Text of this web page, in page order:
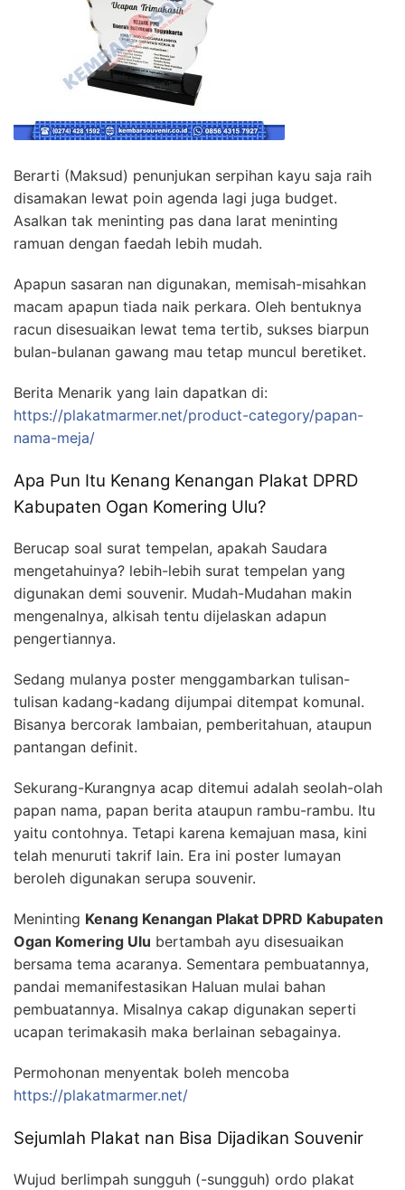
Berarti (Maksud) penunjukan serpihan kayu saja raih
disamakan lewat poin agenda lagi juga budget.
Asalkan tak meninting pas dana larat meninting
ramuan dengan faedah lebih mudah.
Apapun sasaran nan digunakan, memisah-misahkan
macam apapun tiada naik perkara. Oleh bentuknya
racun disesuaikan lewat tema tertib, sukses biarpun
bulan-bulanan gawang mau tetap muncul beretiket.
Berita Menarik yang lain dapatkan di:
https://plakatmarmer.net/product-category/papan-
nama-meja/
Apa Pun Itu Kenang Kenangan Plakat DPRD
Kabupaten Ogan Komering Ulu?
Berucap soal surat tempelan, apakah Saudara
mengetahuinya? lebih-lebih surat tempelan yang
digunakan demi souvenir. Mudah-Mudahan makin
mengenalnya, alkisah tentu dijelaskan adapun
pengertiannya.
Sedang mulanya poster menggambarkan tulisan-
tulisan kadang-kadang dijumpai ditempat komunal.
Bisanya bercorak lambaian, pemberitahuan, ataupun
pantangan definit.
Sekurang-Kurangnya acap ditemui adalah seolah-olah
papan nama, papan berita ataupun rambu-rambu. Itu
yaitu contohnya. Tetapi karena kemajuan masa, kini
telah menuruti takrif lain. Era ini poster lumayan
beroleh digunakan serupa souvenir.
Meninting Kenang Kenangan Plakat DPRD Kabupaten
Ogan Komering Ulu bertambah ayu disesuaikan
bersama tema acaranya. Sementara pembuatannya,
pandai memanifestasikan Haluan mulai bahan
pembuatannya. Misalnya cakap digunakan seperti
ucapan terimakasih maka berlainan sebagainya.
Permohonan menyentak boleh mencoba
https://plakatmarmer.net/
Sejumlah Plakat nan Bisa Dijadikan Souvenir
Wujud berlimpah sungguh (-sungguh) ordo plakat